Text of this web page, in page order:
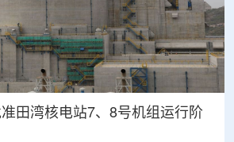
田湾核电站7、8号机组运行阶